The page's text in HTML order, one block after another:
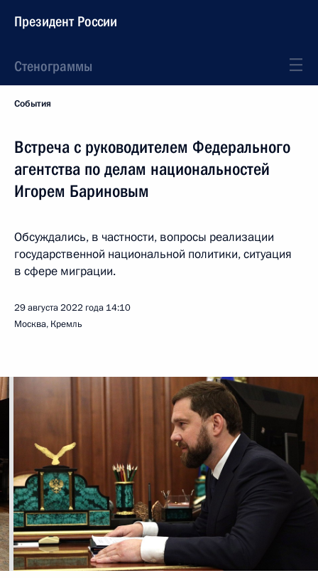
Президент России
Стенограммы
События
Встреча с руководителем Федерального
агентства по делам национальностей
Игорем Бариновым
Обсуждались, в частности, вопросы реализации
государственной национальной политики, ситуация
в сфере миграции.
29 августа 2022 года 14:10
Москва, Кремль